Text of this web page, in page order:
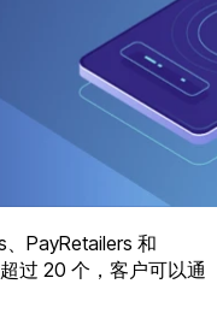
PayRetailers 和
过 20 个，客户可以通